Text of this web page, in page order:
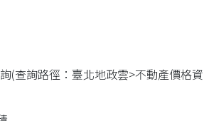
(查詢路徑：臺北地政雲>不動產價格